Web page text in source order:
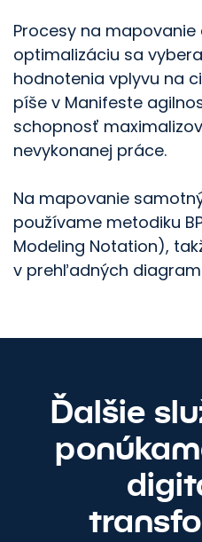
Procesy na mapovanie
optimalizáciu sa
hodnotenia vplyvu na
píše v Manifeste
schopnosť
nevykonanej práce.
Na mapovanie
používame metodiku
Modeling Notation),
v prehľadných
Ďalšie